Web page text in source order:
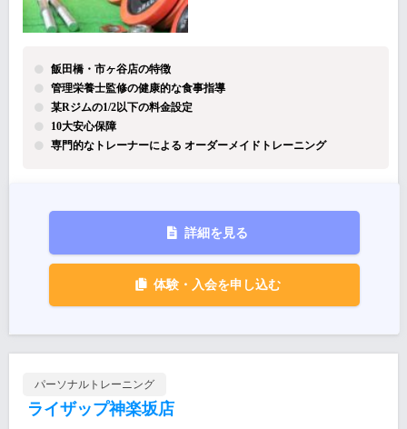
飯田橋・市ヶ谷店の特徴
管理栄養士監修の健康的な食事指導
某Rジムの1/2以下の料金設定
10大安心保障
専門的なトレーナーによる オーダーメイドトレーニング
詳細を見る
体験・入会を申し込む
パーソナルトレーニング
ライザップ神楽坂店